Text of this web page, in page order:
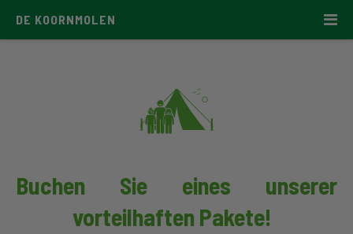
DE KOORNMOLEN
Buchen Sie eines unserer
vorteilhaften Pakete!